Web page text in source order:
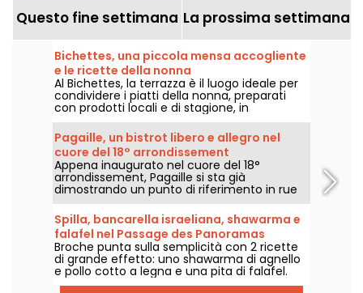
Questo fine settimana La prossima settimana
Bichettes, una piccola mensa accogliente
e le ricette della nonna
Al Bichettes, la terrazza è il luogo ideale per
condividere i piatti della nonna, preparati
con prodotti locali e di stagione, in
un'atmosfera ultra-conviviale. Cibo
semplice e confortante!
Pagaille, un bistrot libero e allegro nel
cuore del 18° arrondissement
Appena inaugurato nel cuore del 18°
arrondissement, Pagaille si sta già
dimostrando un punto di riferimento in rue
Ramey, con i suoi piatti bistronomici allegri e
liberi.
Spilla, bancarella israeliana, shawarma e
falafel nel Passage des Panoramas
Broche punta sulla semplicità con 2 ricette
di grande effetto: uno shawarma di agnello
e pollo cotto a legna e una pita di falafel.
Dirigetevi verso il Passage des Panoramas!